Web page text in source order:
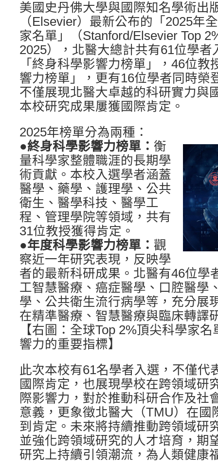
美國史丹佛大學與國際知名學術出
（Elsevier）最新公布的「2025年
家名單」（Stanford/Elsevier Top
2025），北醫大總計共有61位學者
「終身科學影響力榜單」，46位教
響力榜單」，更有16位學者同時榮
不僅展現北醫大卓越的科研實力與
本校研究成果屢獲國際肯定。
2025年榜單分為兩種：
●終身科學影響力榜單： 衡
量科學家整體職涯的長期學
術貢獻。本校入選學者涵蓋
醫學、藥學、護理學、公共
衛生、醫學科技、醫學工
程、管理學院等領域，共有
31位教授獲得肯定。
●年度科學影響力榜單： 觀
察近一年研究表現，反映學
者的最新科研成果。北醫有46位學
工智慧醫療、癌症醫學、口腔醫學
學、公共衛生流行病學等，充分展
在精準醫療、智慧醫療與臨床轉譯
【右圖：全球Top 2%頂尖科學家
響力的重要指標】
此次本校有61名學者入選，不僅代
國際肯定，也展現學校在跨領域研
際影響力，對於推動科研合作及社
意義，更象徵北醫大（TMU）在國
到肯定。未來將持續推動跨領域研
並強化跨領域研究的人才培育，期
研究上持續引領潮流，為人類健康